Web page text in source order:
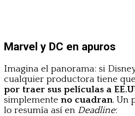
Marvel y DC en apuros
Imagina el panorama: si
cualquier productora tiene
por traer sus películas a
simplemente no cuadran. Un
lo resumía así en Deadline: